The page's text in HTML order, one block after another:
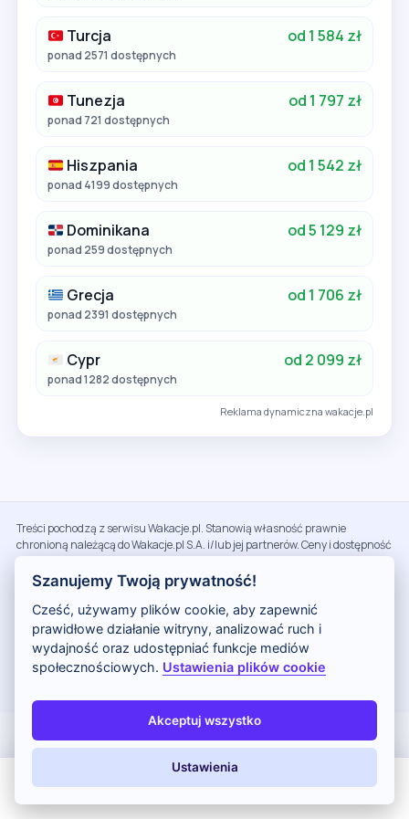
Turcja od 1 584 zł
ponad 2571 dostępnych
Tunezja od 1 797 zł
ponad 721 dostępnych
Hiszpania od 1 542 zł
ponad 4199 dostępnych
Dominikana od 5 129 zł
ponad 259 dostępnych
Grecja od 1 706 zł
ponad 2391 dostępnych
Cypr od 2 099 zł
ponad 1282 dostępnych
Reklama dynamiczna wakacje.pl
Treści pochodzą z serwisu Wakacje.pl. Stanowią własność prawnie
chronioną należącą do Wakacje.pl S.A. i/lub jej partnerów. Ceny i dostępność
są dynamiczne. Aktualne informacje możesz sprawdzić bezpośrednio na
Wakacje.pl. Wyświetlane okazje są aktualizowane w interwałach
czasowych. Zamieszczone informacje lub ceny nie stanowią oferty w
rozumieniu Kodeksu Cywilnego.
Wszystkie odnośniki, które znajdują się w artykułach na blogu
Odkryjwakacje.pl prowadzą do strony partnera: Wakacje.pl. Wydawca
serwisu otrzymuje prowizje za każdą sfinalizowaną transakcję, która
Egipt
Szanujemy Twoją prywatność!
Cześć, używamy plików cookie, aby zapewnić
prawidłowe działanie witryny, analizować ruch i
wydajność oraz udostępniać funkcje mediów
społecznościowych. Ustawienia plików cookie
Akceptuj wszystko
Ustawienia